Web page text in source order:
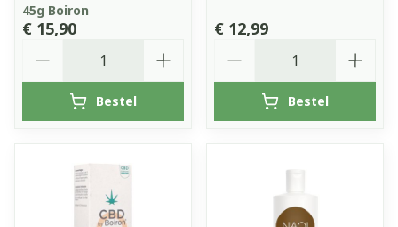
45g Boiron
€ 15,90
Bestel
€ 12,99
Bestel